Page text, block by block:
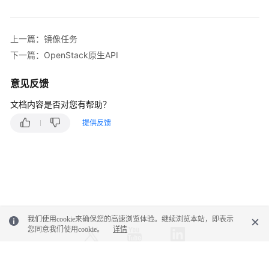
上一篇：镜像任务
下一篇：OpenStack原生API
意见反馈
文档内容是否对您有帮助？
提供反馈
我们使用cookie来确保您的高速浏览体验。继续浏览本站，即表示
您同意我们使用cookie。
详情